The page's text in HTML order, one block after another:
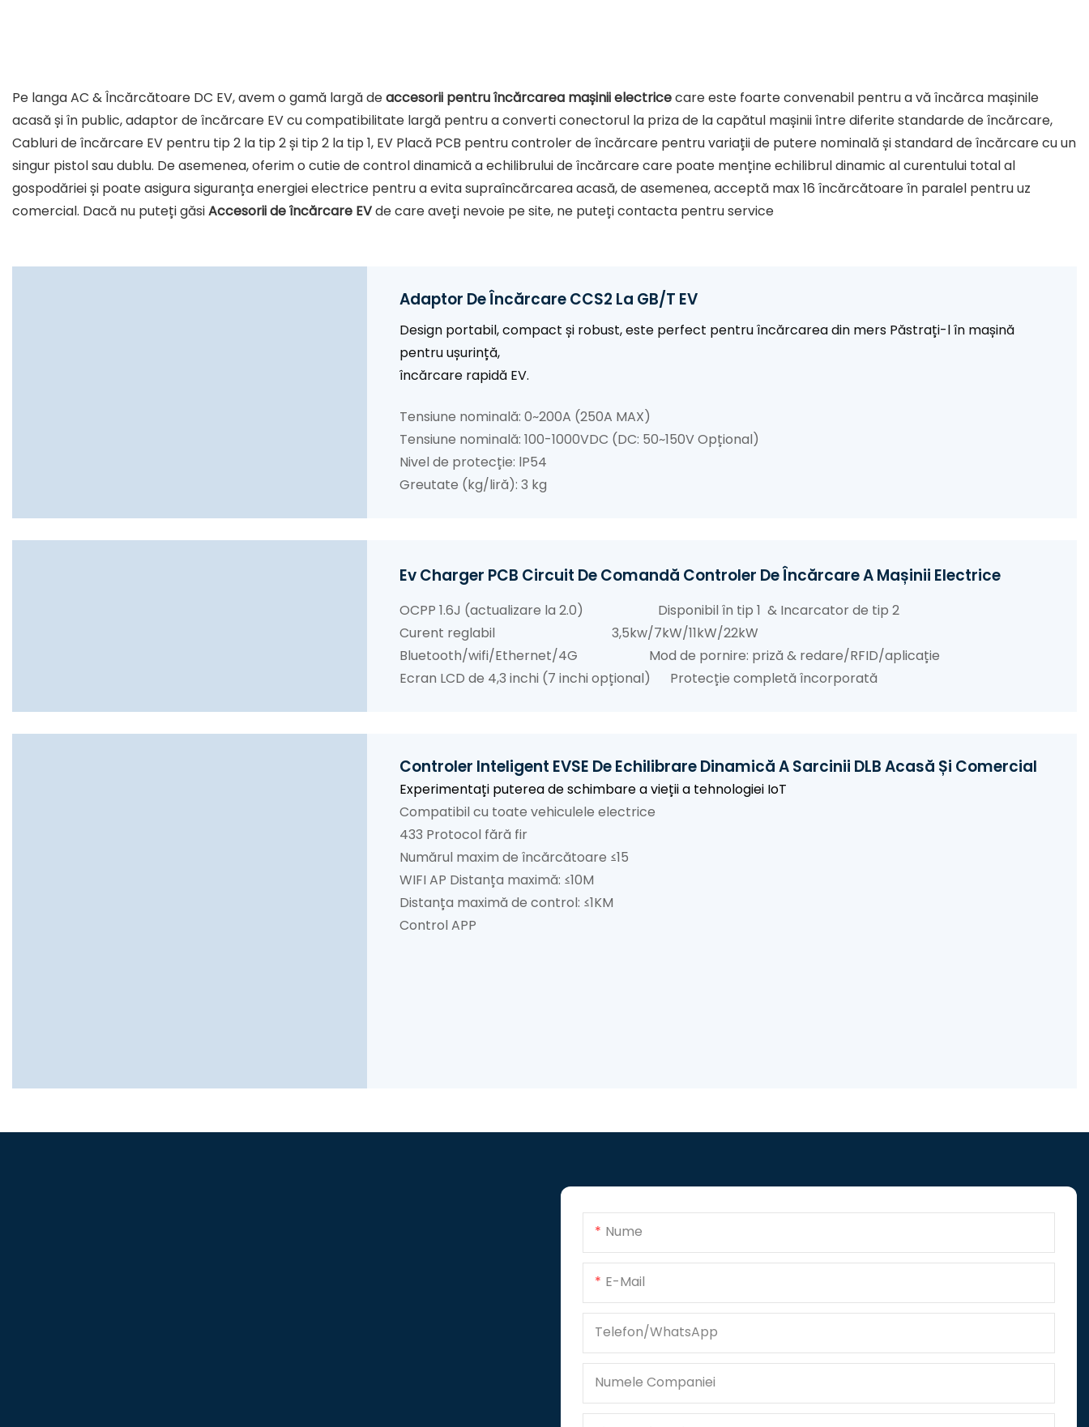
Pe langa AC & Încărcătoare DC EV, avem o gamă largă deaccesorii pentru încărcarea mașinii electricecare este foarte convenabil pentru a vă încărca mașinile
acasă și în public, adaptor de încărcare EV cu compatibilitate largă pentru a converti conectorul la priza de la capătul mașinii între diferite standarde de încărcare,
Cabluri de încărcare EV pentru tip 2 la tip 2 și tip 2 la tip 1, EV Placă PCB pentru controler de încărcare pentru variații de putere nominală și standard de încărcare cu un
singur pistol sau dublu. De asemenea, oferim o cutie de control dinamică a echilibrului de încărcare care poate menține echilibrul dinamic al curentului total al
gospodăriei și poate asigura siguranța energiei electrice pentru a evita supraîncărcarea acasă, de asemenea, acceptă max 16 încărcătoare în paralel pentru uz
comercial. Dacă nu puteți găsiAccesorii de încărcare EVde care aveți nevoie pe site, ne puteți contacta pentru service
Adaptor De Încărcare CCS2 La GB/T EV
Design portabil, compact și robust, este perfect pentru încărcarea din mers Păstrați-l în mașină
pentru ușurință,
încărcare rapidă EV.
Tensiune nominală: 0~200A (250A MAX)
Tensiune nominală: 100-1000VDC (DC: 50~150V Opțional)
Nivel de protecție: lP54
Greutate (kg/liră): 3 kg
Ev Charger PCB Circuit De Comandă Controler De Încărcare A Mașinii Electrice
OCPP 1.6J (actualizare la 2.0) Disponibil în tip 1 & Incarcator de tip 2
Curent reglabil 3,5kw/7kW/11kW/22kW
Bluetooth/wifi/Ethernet/4G Mod de pornire: priză & redare/RFID/aplicație
Ecran LCD de 4,3 inchi (7 inchi opțional) Protecție completă încorporată
Controler Inteligent EVSE De Echilibrare Dinamică A Sarcinii DLB Acasă Și Comercial
Experimentați puterea de schimbare a vieții a tehnologiei IoT
Compatibil cu toate vehiculele electrice
433 Protocol fără fir
Numărul maxim de încărcătoare ≤15
WIFI AP Distanța maximă: ≤10M
Distanța maximă de control: ≤1KM
Control APP
Nume
E-Mail
Telefon/WhatsApp
Numele Companiei